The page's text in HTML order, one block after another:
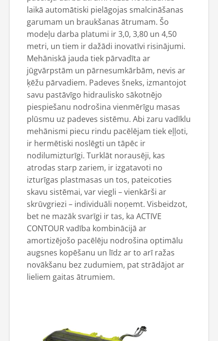
laikā automātiski pielāgojas smalcināšanas
garumam un braukšanas ātrumam. Šo
modeļu darba platumi ir 3,0, 3,80 un 4,50
metri, un tiem ir dažādi inovatīvi risinājumi.
Mehāniskā jauda tiek pārvadīta ar
jūgvārpstām un pārnesumkārbām, nevis ar
ķēžu pārvadiem. Padeves šneks, izmantojot
savu pastāvīgo hidraulisko sākotnējo
piespiešanu nodrošina vienmērīgu masas
plūsmu uz padeves sistēmu. Abi zaru vadīklu
mehānismi piecu rindu pacēlējam tiek eļļoti,
ir hermētiski noslēgti un tāpēc ir
nodilumizturīgi. Turklāt norausēji, kas
atrodas starp zariem, ir izgatavoti no
izturīgas plastmasas un tos, pateicoties
skavu sistēmai, var viegli – vienkārši ar
skrūvgriezi – individuāli noņemt. Visbeidzot,
bet ne mazāk svarīgi ir tas, ka ACTIVE
CONTOUR vadība kombinācijā ar
amortizējošo pacēlēju nodrošina optimālu
augsnes kopēšanu un līdz ar to arī ražas
novākšanu bez zudumiem, pat strādājot ar
lieliem gaitas ātrumiem.